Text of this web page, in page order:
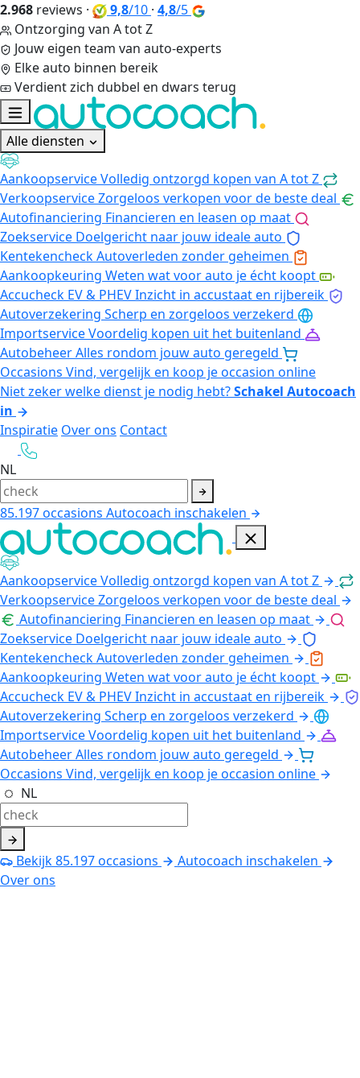
2.968 reviews · 9,8/10 · 4,8/5
Ontzorging van A tot Z
Jouw eigen team van auto-experts
Elke auto binnen bereik
Verdient zich dubbel en dwars terug
Alle diensten
AankoopserviceVolledig ontzorgd kopen van A tot Z
VerkoopserviceZorgeloos verkopen voor de beste deal
Autofinanciering Financieren en leasen op maat
Zoekservice Doelgericht naar jouw ideale auto
KentekencheckAutoverleden zonder geheimen
Aankoopkeuring Weten wat voor auto je écht koopt
Accucheck EV & PHEVInzicht in accustaat en rijbereik
Autoverzekering Scherp en zorgeloos verzekerd
ImportserviceVoordelig kopen uit het buitenland
AutobeheerAlles rondom jouw auto geregeld
Occasions Vind, vergelijk en koop je occasion online
Niet zeker welke dienst je nodig hebt?Schakel Autocoach
in
Inspiratie Over ons Contact
NL
85.197occasions Autocoach inschakelen
AankoopserviceVolledig ontzorgd kopen van A tot Z
VerkoopserviceZorgeloos verkopen voor de beste deal
Autofinanciering Financieren en leasen op maat
Zoekservice Doelgericht naar jouw ideale auto
KentekencheckAutoverleden zonder geheimen
Aankoopkeuring Weten wat voor auto je écht koopt
Accucheck EV & PHEVInzicht in accustaat en rijbereik
Autoverzekering Scherp en zorgeloos verzekerd
ImportserviceVoordelig kopen uit het buitenland
AutobeheerAlles rondom jouw auto geregeld
Occasions Vind, vergelijk en koop je occasion online
NL
Bekijk85.197occasions
Autocoach inschakelen
Over ons